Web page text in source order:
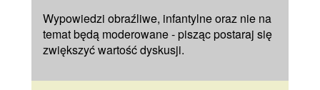
Wypowiedzi obraźliwe, infantylne oraz nie na
temat będą moderowane - pisząc postaraj się
zwiększyć wartość dyskusji.